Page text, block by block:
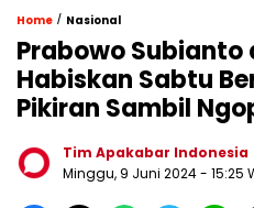
Home / Nasional
Prabowo Subianto
Habiskan Sabtu
Pikiran Sambil
Tim Apakabar Indonesia
Minggu, 9 Juni 2024- 15:25